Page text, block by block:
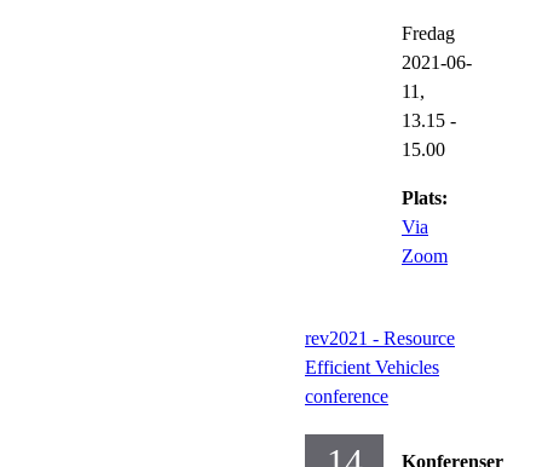
Fredag
2021-06-
11,
13.15 -
15.00
Plats:
Via
Zoom
rev2021 - Resource
Efficient Vehicles
conference
Konferenser